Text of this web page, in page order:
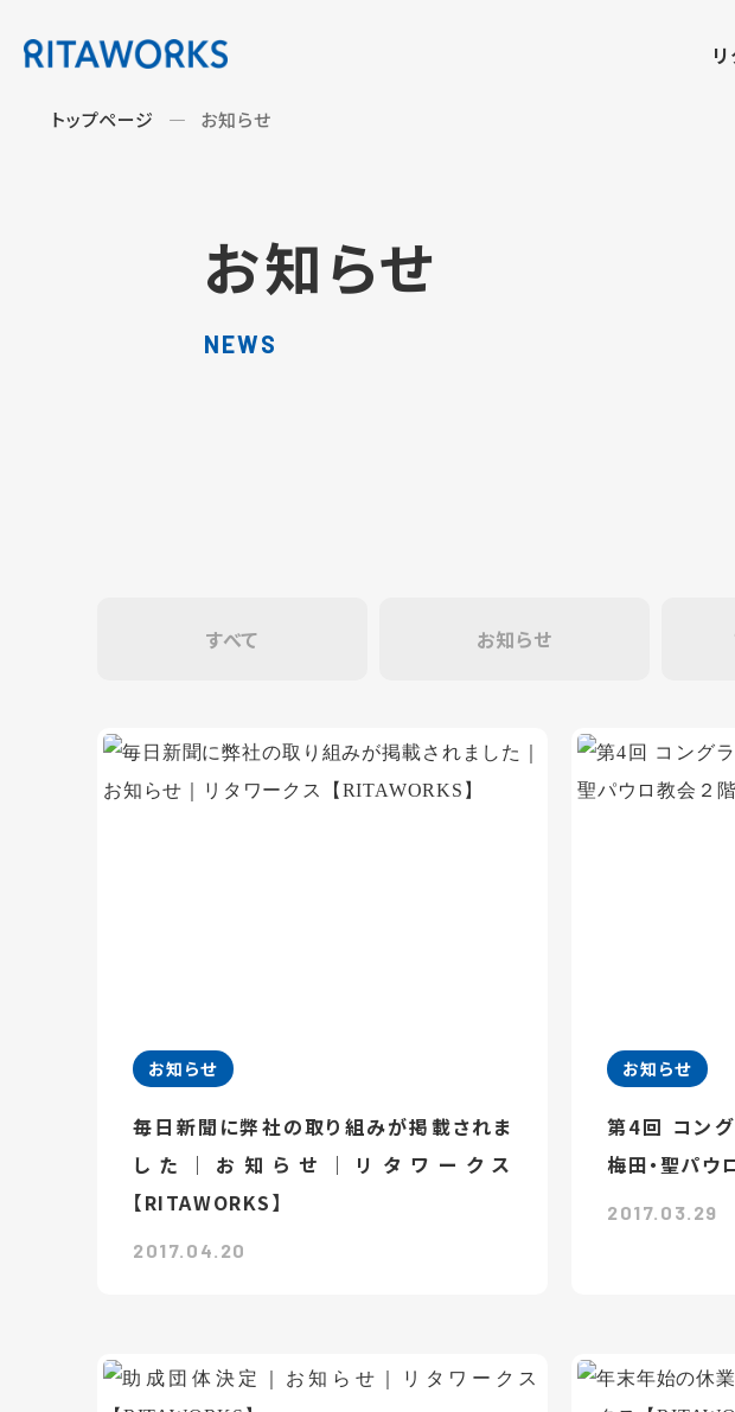
トップページ お知らせ
お知らせ
NEWS
すべて お知らせ
お知らせ
毎日新聞に弊社の取り組みが掲載されま
した｜お知らせ｜リタワークス
【RITAWORKS】
2017.04.20
お知らせ
第4回 コン
梅田・聖パウ
2017.03.29